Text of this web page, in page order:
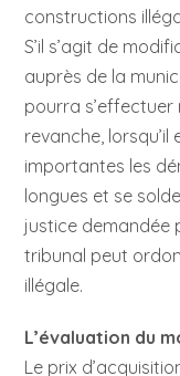
constructions
S’il s’agit de
auprès de la
pourra s’effectuer
revanche,
importantes les
longues et se
justice demandée
tribunal peut
illégale.
L’évaluation du
Le prix